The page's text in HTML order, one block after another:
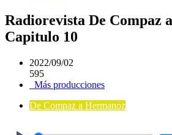
Radiorevista De Compaz
Capitulo 10
2022/09/02
595
Más producciones
De Compaz a Hermanoz